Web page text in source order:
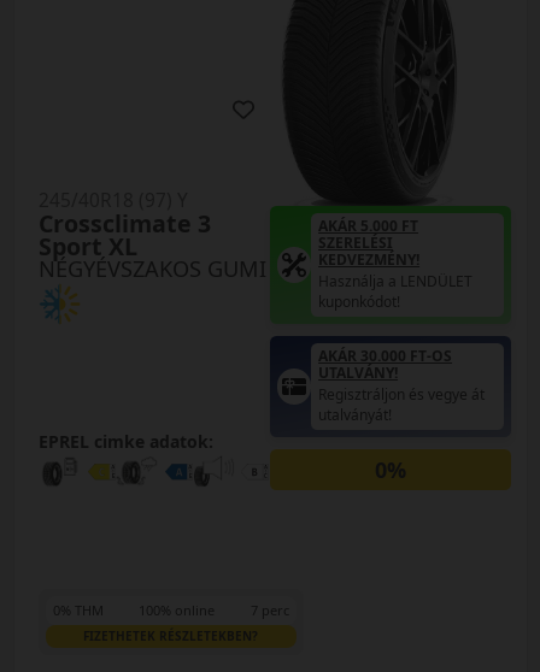
NÉGYÉVSZAKOS GUMI
Crossclimate 3
Sport XL
EPREL cimke adatok:
AKÁR 5.000 FT
SZERELÉSI
KEDVEZMÉNY!
Használja a LENDÜLET
kuponkódot!
AKÁR 30.000 FT-OS
UTALVÁNY!
Regisztráljon és vegye át
utalványát!
0%
0% THM 100% online 7 perc
FIZETHETEK RÉSZLETEKBEN?